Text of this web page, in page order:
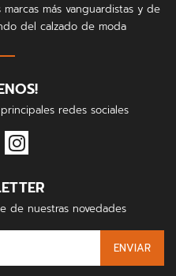
más vanguardistas y de
del calzado de moda
redes sociales
de nuestras novedades
ENVIAR